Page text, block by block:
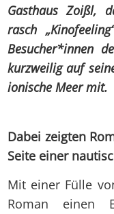
Gasthaus Zoißl,
rasch
Besucher*innen
kurzweilig auf
ionische Meer mit.
Dabei zeigten
Seite einer
Mit einer Fülle
Roman einen